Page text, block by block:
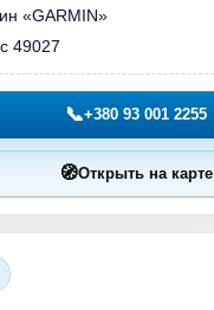
«GARMIN»
49027
📞+380 93 001 2255
🧭Открыть на карте